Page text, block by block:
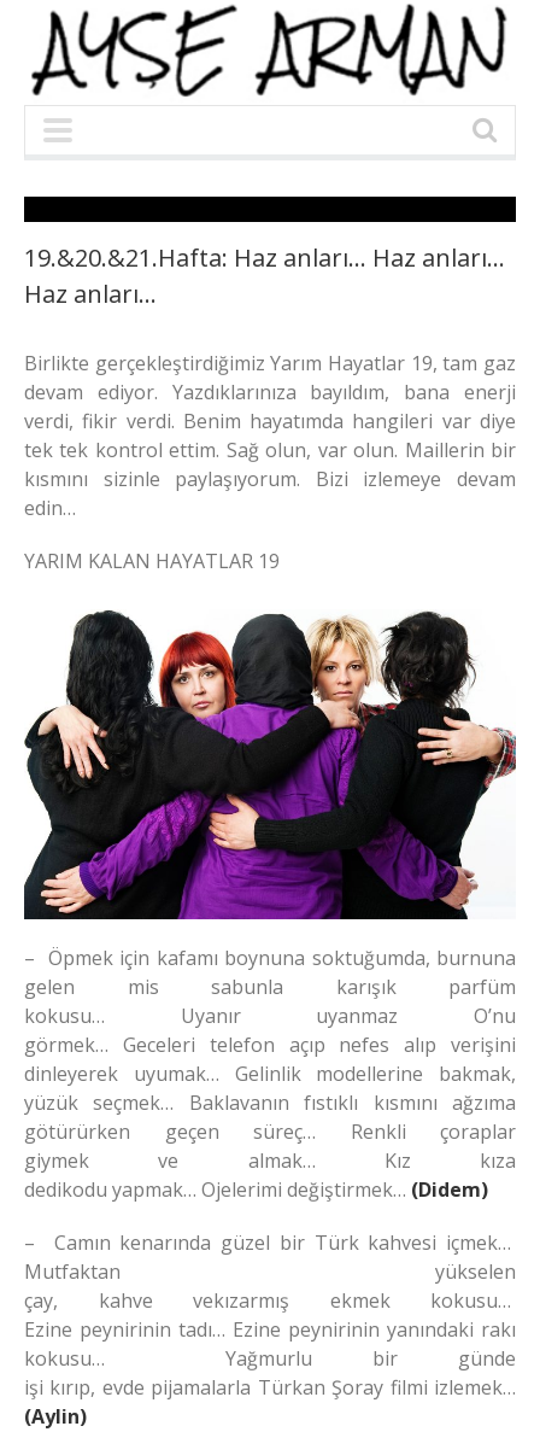
19.&20.&21.Hafta: Haz anları… Haz anları…
Haz anları…
Birlikte gerçekleştirdiğimiz Yarım Hayatlar 19, tam gaz
devam ediyor. Yazdıklarınıza bayıldım, bana enerji
verdi, fikir verdi. Benim hayatımda hangileri var diye
tek tek kontrol ettim. Sağ olun, var olun. Maillerin bir
kısmını sizinle paylaşıyorum. Bizi izlemeye devam
edin…
YARIM KALAN HAYATLAR 19
– Öpmek için kafamı boynuna soktuğumda, burnuna
gelen mis sabunla karışık parfüm
kokusu… Uyanır uyanmaz O’nu
görmek… Geceleri telefon açıp nefes alıp verişini
dinleyerek uyumak… Gelinlik modellerine bakmak,
yüzük seçmek… Baklavanın fıstıklı kısmını ağzıma
götürürken geçen süreç… Renkli çoraplar
giymek ve almak… Kız kıza
dedikodu yapmak… Ojelerimi değiştirmek… (Didem)
– Camın kenarında güzel bir Türk kahvesi içmek…
Mutfaktan yükselen
çay, kahve vekızarmış ekmek kokusu…
Ezine peynirinin tadı… Ezine peynirinin yanındaki rakı
kokusu… Yağmurlu bir günde
işi kırıp, evde pijamalarla Türkan Şoray filmi izlemek…
(Aylin)